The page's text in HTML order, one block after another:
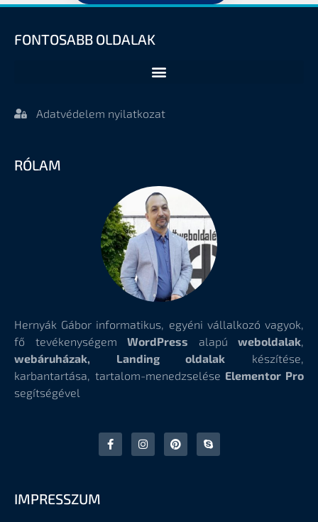
FONTOSABB OLDALAK
Adatvédelem nyilatkozat
RÓLAM
Hernyák Gábor informatikus, egyéni vállalkozó vagyok,
fő tevékenységem WordPress alapú weboldalak,
webáruházak, Landing oldalak készítése,
karbantartása, tartalom-menedzselése Elementor Pro
segítségével
IMPRESSZUM